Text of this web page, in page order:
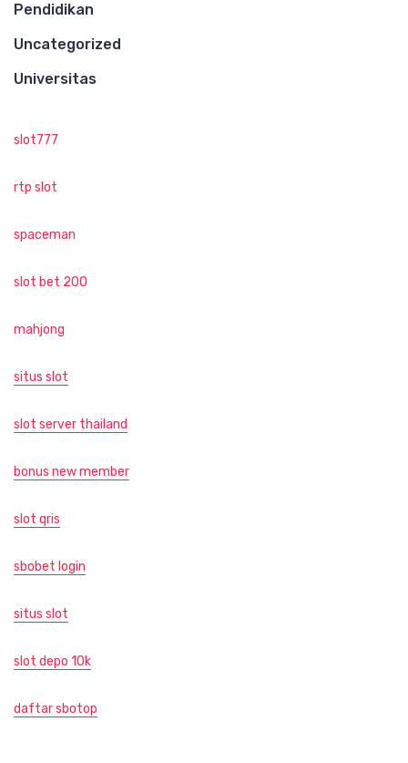
Pendidikan
Uncategorized
Universitas
slot777
rtp slot
spaceman
slot bet 200
mahjong
situs slot
slot server thailand
bonus new member
slot qris
sbobet login
situs slot
slot depo 10k
daftar sbotop